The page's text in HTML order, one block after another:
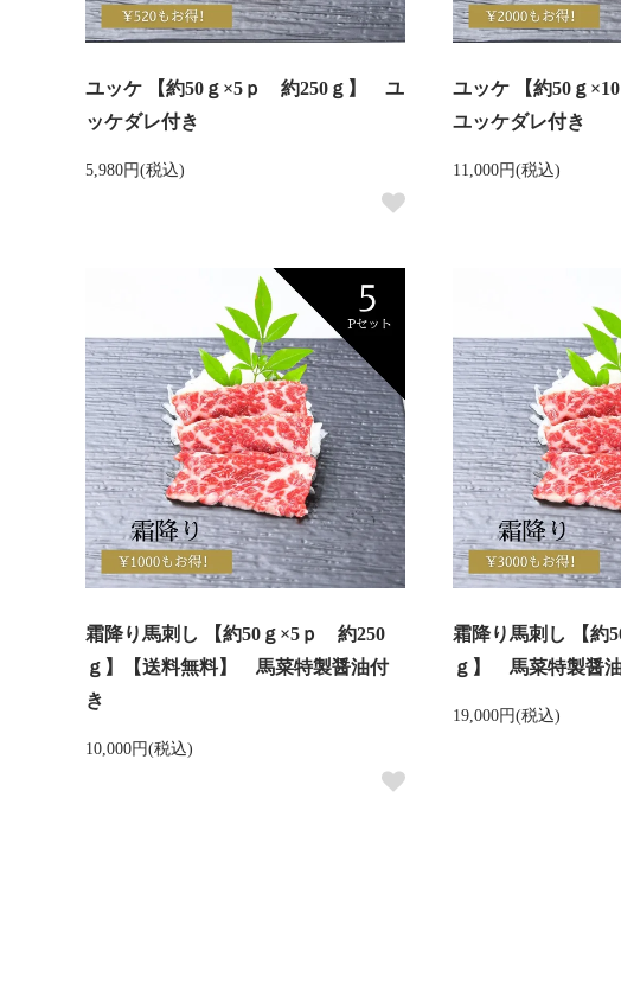
ユッケ 【約50ｇ×5ｐ 約250ｇ】 ユ
ッケダレ付き
5,980円(税込)
ユッケ 【約50ｇ
ユッケダレ付き
11,000円(税込)
霜降り馬刺し 【約50ｇ×5ｐ 約250
ｇ】【送料無料】 馬菜特製醤油付
き
10,000円(税込)
霜降り馬刺し 【約
ｇ】 馬菜特製醤
19,000円(税込)